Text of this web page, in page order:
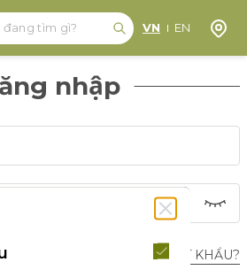
Tìm kiếm
Tìm kiếm
VN EN Định
nhập
BẠN QUÊN MẬT KHẨU?